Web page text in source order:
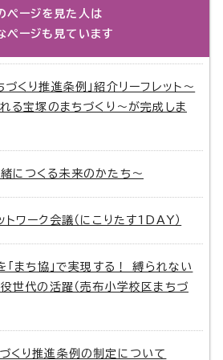
ページを見た人は
ページも見ています
づくり推進条例」紹介リーフレット～
れる宝塚のまちづくり～が完成しま
につくる未来のかたち～
ワーク会議（にこりたす1DAY）
「まち協」で実現する！ 縛られない
役世代の活躍（売布小学校区まちづ
くり推進条例の制定について